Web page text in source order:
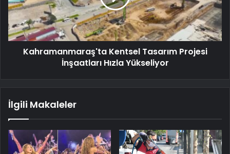
Kahramanmaraş'ta Kentsel Tasarım Projesi
İnşaatları Hızla Yükseliyor
İlgili Makaleler